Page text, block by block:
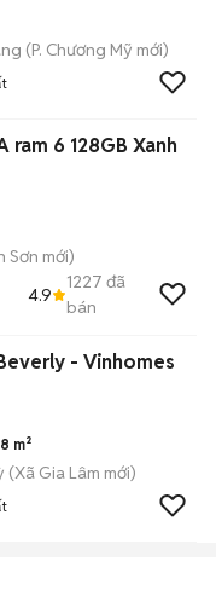
(P. Chương Mỹ mới)
ram 6 128GB Xanh
Sơn mới)
4.9
1227 đã
bán
- Vinhomes
m²
(Xã Gia Lâm mới)